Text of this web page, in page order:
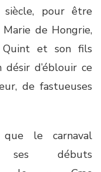
siècle, pour être
de Hongrie,
Quint et son fils
désir d’éblouir ce
de fastueuses
que le carnaval
débuts